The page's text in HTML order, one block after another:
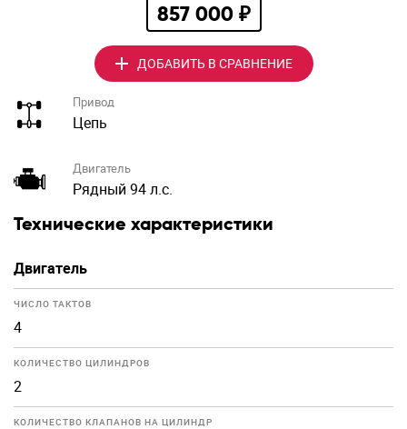
857 000 ₽
ДОБАВИТЬ В СРАВНЕНИЕ
Привод
Цепь
Двигатель
Рядный 94 л.с.
Технические характеристики
Двигатель
ЧИСЛО ТАКТОВ
4
КОЛИЧЕСТВО ЦИЛИНДРОВ
2
КОЛИЧЕСТВО КЛАПАНОВ НА ЦИЛИНДР